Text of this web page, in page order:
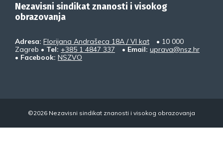
Nezavisni sindikat znanosti i visokog
obrazovanja
Adresa: Florijana Andrašeca 18A / VI kat
• 10 000
Zagreb • Tel: +385 1 4847 337 • Email: uprava@nsz.hr
• Facebook: NSZVO
©2026 Nezavisni sindikat znanosti i visokog obrazovanja